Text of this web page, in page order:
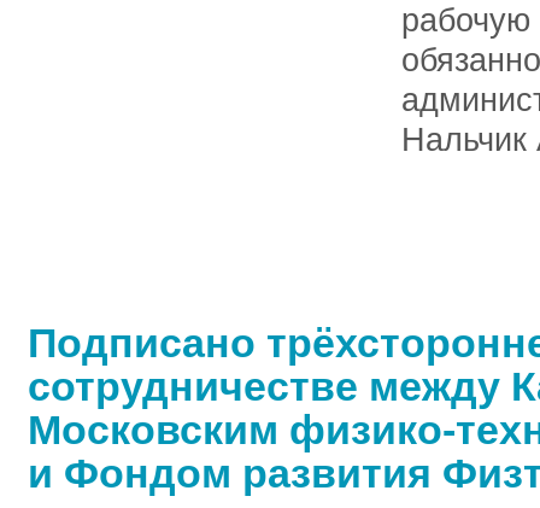
Подписано
сотрудничестве между
Московским физико-
и Фондом развития